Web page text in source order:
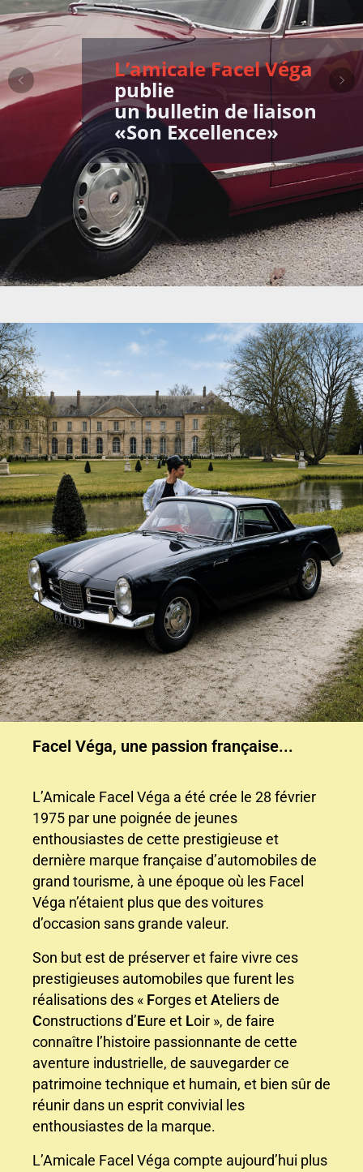
L’amicale Facel Véga
publie
un bulletin de liaison
«Son Excellence»
Facel Véga, une passion française...
L’Amicale Facel Véga a été crée le 28 février
1975 par une poignée de jeunes
enthousiastes de cette prestigieuse et
dernière marque française d’automobiles de
grand tourisme, à une époque où les Facel
Véga n’étaient plus que des voitures
d’occasion sans grande valeur.
Son but est de préserver et faire vivre ces
prestigieuses automobiles que furent les
réalisations des « Forges et Ateliers de
Constructions d’ Eure et Loir », de faire
connaître l’histoire passionnante de cette
aventure industrielle, de sauvegarder ce
patrimoine technique et humain, et bien sûr de
réunir dans un esprit convivial les
enthousiastes de la marque.
L’Amicale Facel Véga compte aujourd’hui plus